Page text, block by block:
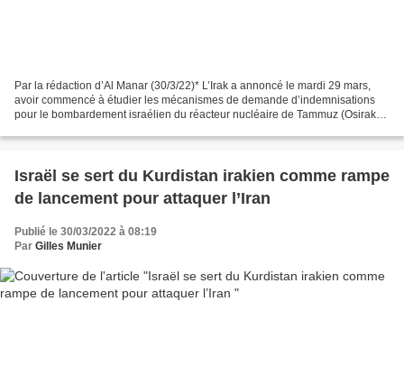
Par la rédaction d’Al Manar (30/3/22)* L’Irak a annoncé le mardi 29 mars,
avoir commencé à étudier les mécanismes de demande d’indemnisations
pour le bombardement israélien du réacteur nucléaire de Tammuz (Osirak),
Israël se sert du Kurdistan irakien comme rampe
de lancement pour attaquer l’Iran
Publié le 30/03/2022 à 08:19
Par Gilles Munier